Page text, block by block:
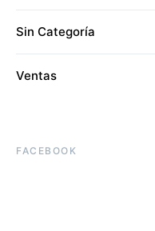
Sin Categoría
Ventas
FACEBOOK